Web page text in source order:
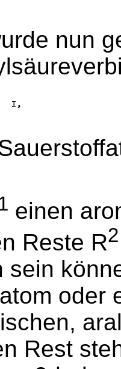
nun
einen
Reste R2
sein
oder
Rest